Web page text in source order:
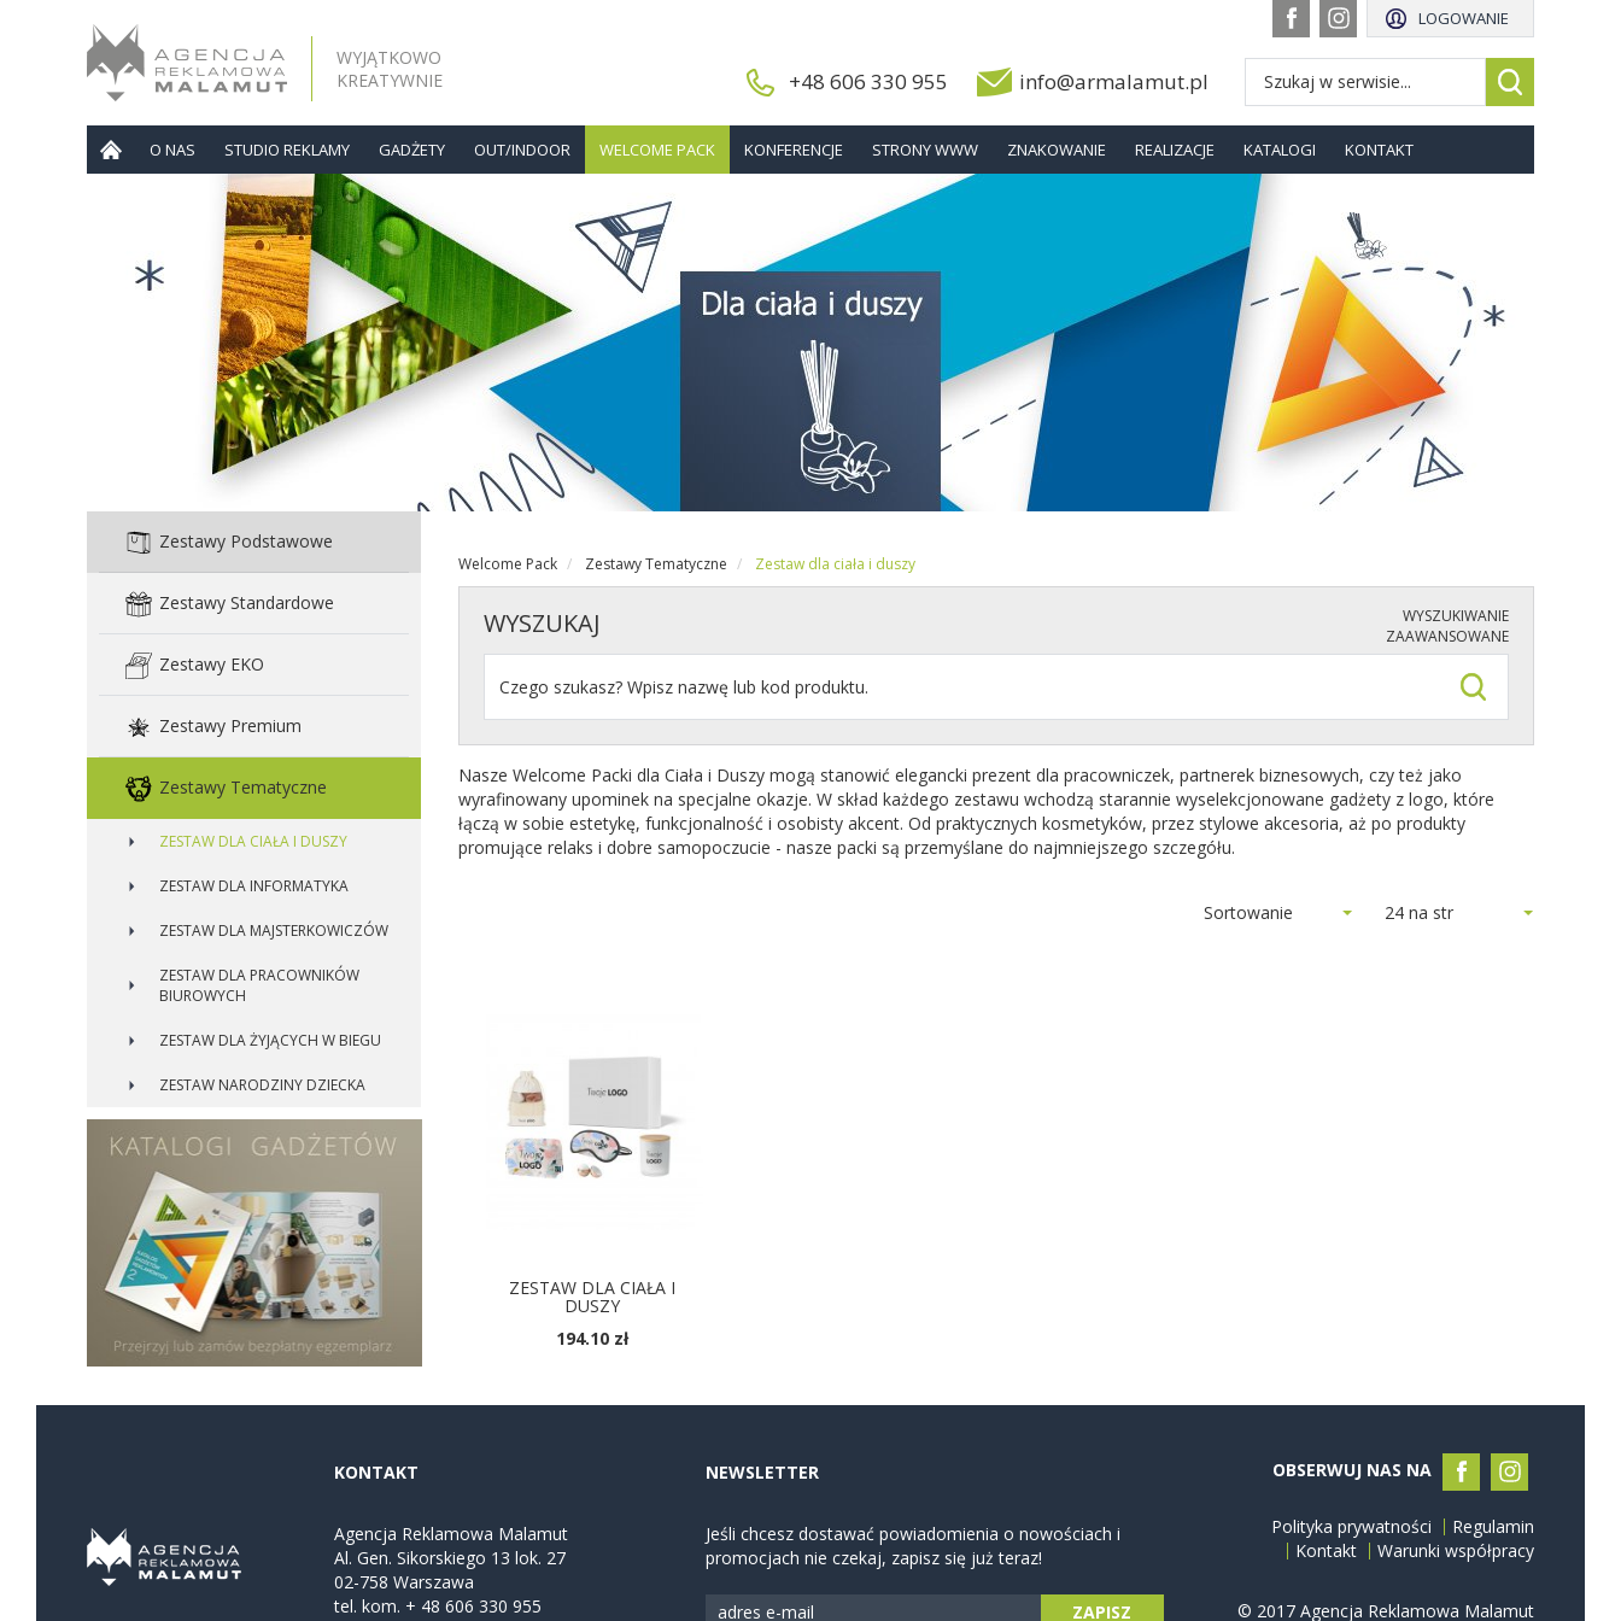
WYJĄTKOWO
KREATYWNIE
+48 606 330 955 info@armalamut.pl
LOGOWANIE
O NAS STUDIO REKLAMY GADŻETY OUT/INDOOR WELCOME PACK KONFERENCJE STRONY WWW ZNAKOWANIE REALIZACJE KATALOGI KONTAKT
Zestawy Podstawowe
Zestawy Standardowe
Zestawy EKO
Zestawy Premium
Zestawy Tematyczne
ZESTAW DLA CIAŁA I DUSZY
ZESTAW DLA INFORMATYKA
ZESTAW DLA MAJSTERKOWICZÓW
ZESTAW DLA PRACOWNIKÓW
BIUROWYCH
ZESTAW DLA ŻYJĄCYCH W BIEGU
ZESTAW NARODZINY DZIECKA
Welcome Pack Zestawy Tematyczne Zestaw dla ciała i duszy
WYSZUKAJ
WYSZUKIWANIE
ZAAWANSOWANE
Nasze Welcome Packi dla Ciała i Duszy mogą stanowić elegancki prezent dla pracowniczek, partnerek biznesowych, czy też jako
wyrafinowany upominek na specjalne okazje. W skład każdego zestawu wchodzą starannie wyselekcjonowane gadżety z logo, które
łączą w sobie estetykę, funkcjonalność i osobisty akcent. Od praktycznych kosmetyków, przez stylowe akcesoria, aż po produkty
promujące relaks i dobre samopoczucie - nasze packi są przemyślane do najmniejszego szczegółu.
Sortowanie 24 na str
ZESTAW DLA CIAŁA I
DUSZY
194.10 zł
KONTAKT
Agencja Reklamowa Malamut
Al. Gen. Sikorskiego 13 lok. 27
02-758 Warszawa
tel. kom. + 48 606 330 955
NEWSLETTER
Jeśli chcesz dostawać powiadomienia o nowościach i
promocjach nie czekaj, zapisz się już teraz!
ZAPISZ
OBSERWUJ NAS NA
Polityka prywatności
Regulamin
Kontakt
Warunki współpracy
© 2017 Agencja Reklamowa Malamut